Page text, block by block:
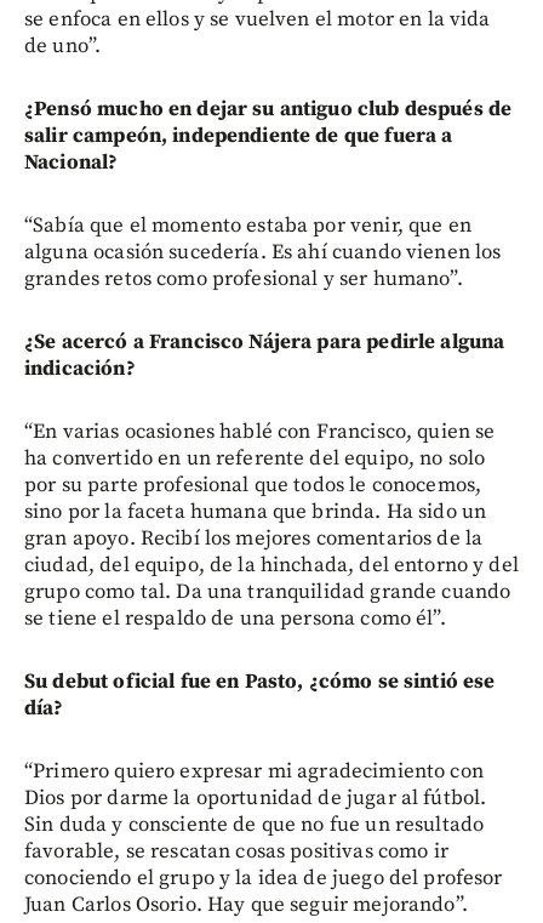
se enfoca en ellos y se vuelven el motor en la vida
de uno”.
¿Pensó mucho en dejar su antiguo club después de
salir campeón, independiente de que fuera a
Nacional?
“Sabía que el momento estaba por venir, que en
alguna ocasión sucedería. Es ahí cuando vienen los
grandes retos como profesional y ser humano”.
¿Se acercó a Francisco Nájera para pedirle alguna
indicación?
“En varias ocasiones hablé con Francisco, quien se
ha convertido en un referente del equipo, no solo
por su parte profesional que todos le conocemos,
sino por la faceta humana que brinda. Ha sido un
gran apoyo. Recibí los mejores comentarios de la
ciudad, del equipo, de la hinchada, del entorno y del
grupo como tal. Da una tranquilidad grande cuando
se tiene el respaldo de una persona como él”.
Su debut oficial fue en Pasto, ¿cómo se sintió ese
día?
“Primero quiero expresar mi agradecimiento con
Dios por darme la oportunidad de jugar al fútbol.
Sin duda y consciente de que no fue un resultado
favorable, se rescatan cosas positivas como ir
conociendo el grupo y la idea de juego del profesor
Juan Carlos Osorio. Hay que seguir mejorando”.